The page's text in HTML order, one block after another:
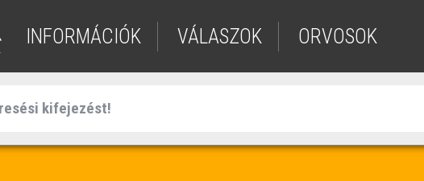
INFORMÁCIÓK VÁLASZOK ORVOSOK